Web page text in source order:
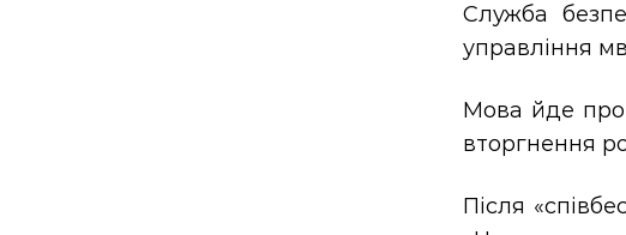
Служба
управління
Мова йде про
вторгнення
Після